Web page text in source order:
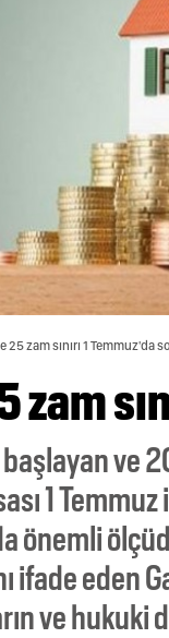
25 zam sınırı 1 Temmuz'da
zam
ve
1
önemli
ifade eden
ve hukuki